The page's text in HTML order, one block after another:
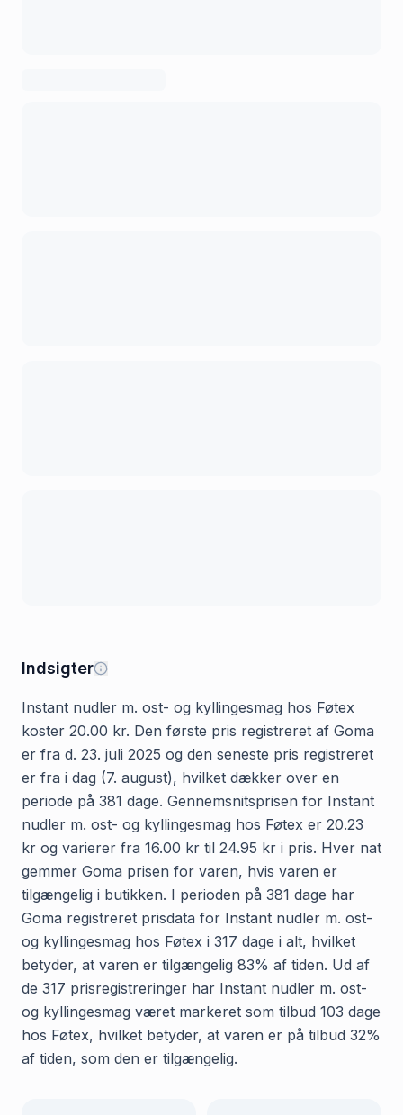
Indsigter
Instant nudler m. ost- og kyllingesmag hos Føtex
koster 20.00 kr. Den første pris registreret af Goma
er fra d. 23. juli 2025 og den seneste pris registreret
er fra i dag (7. august), hvilket dækker over en
periode på 381 dage. Gennemsnitsprisen for Instant
nudler m. ost- og kyllingesmag hos Føtex er 20.23
kr og varierer fra 16.00 kr til 24.95 kr i pris. Hver nat
gemmer Goma prisen for varen, hvis varen er
tilgængelig i butikken. I perioden på 381 dage har
Goma registreret prisdata for Instant nudler m. ost-
og kyllingesmag hos Føtex i 317 dage i alt, hvilket
betyder, at varen er tilgængelig 83% af tiden. Ud af
de 317 prisregistreringer har Instant nudler m. ost-
og kyllingesmag været markeret som tilbud 103 dage
hos Føtex, hvilket betyder, at varen er på tilbud 32%
af tiden, som den er tilgængelig.